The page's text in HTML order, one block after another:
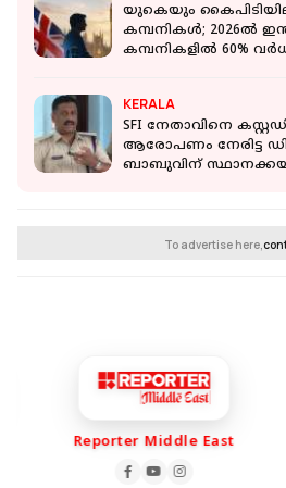
യുകെയും
കമ്പനികള്‍; 2026ല്‍
കമ്പനികളില്‍ 60%
KERALA
SFI നേതാവിനെ
ആരോപണം നേരിട്ട
ബാബുവിന്
To advertise here,
Reporter Middle East